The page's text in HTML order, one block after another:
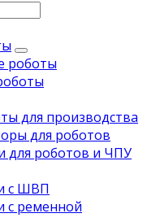
роботы
для производства
для роботов
для роботов и ЧПУ
с ШВП
с ременной